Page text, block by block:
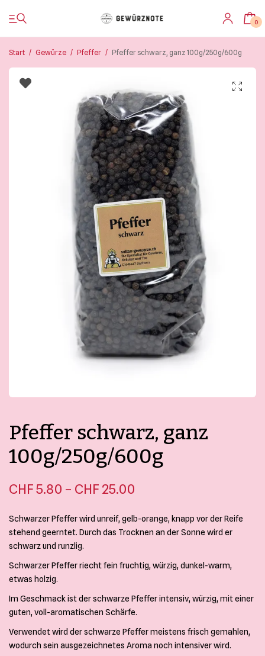
0
Start / Gewürze / Pfeffer / Pfeffer schwarz, ganz 100g/250g/600g
Pfeffer schwarz, ganz
100g/250g/600g
CHF5.80 – CHF 25.00
CHF 25.00
Schwarzer Pfeffer wird unreif, gelb-orange, knapp vor der Reife
stehend geerntet. Durch das Trocknen an der Sonne wird er
schwarz und runzlig.
Schwarzer Pfeffer riecht fein fruchtig, würzig, dunkel-warm,
etwas holzig.
Im Geschmack ist der schwarze Pfeffer intensiv, würzig, mit einer
guten, voll-aromatischen Schärfe.
Verwendet wird der schwarze Pfeffer meistens frisch gemahlen,
wodurch sein ausgezeichnetes Aroma noch intensiver wird.
Bestellungen und Rücksendungen
Datenschutzerklärung